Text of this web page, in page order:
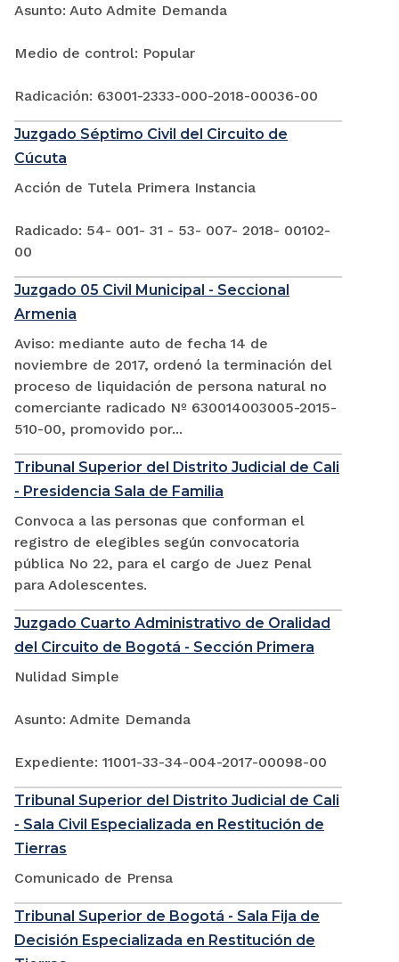
Asunto: Auto Admite Demanda
Medio de control: Popular
Radicación: 63001-2333-000-2018-00036-00
Juzgado Séptimo Civil del Circuito de
Cúcuta
Acción de Tutela Primera Instancia
Radicado: 54- 001- 31 - 53- 007- 2018- 00102-
00
Juzgado 05 Civil Municipal - Seccional
Armenia
Aviso: mediante auto de fecha 14 de
noviembre de 2017, ordenó la terminación del
proceso de liquidación de persona natural no
comerciante radicado Nº 630014003005-2015-
510-00, promovido por...
Tribunal Superior del Distrito Judicial de Cali
- Presidencia Sala de Familia
Convoca a las personas que conforman el
registro de elegibles según convocatoria
pública No 22, para el cargo de Juez Penal
para Adolescentes.
Juzgado Cuarto Administrativo de Oralidad
del Circuito de Bogotá - Sección Primera
Nulidad Simple
Asunto: Admite Demanda
Expediente: 11001-33-34-004-2017-00098-00
Tribunal Superior del Distrito Judicial de Cali
- Sala Civil Especializada en Restitución de
Tierras
Comunicado de Prensa
Tribunal Superior de Bogotá - Sala Fija de
Decisión Especializada en Restitución de